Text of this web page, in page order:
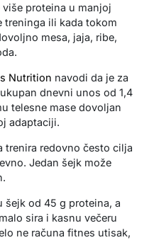
proteina u manjoj
treninga ili kada tokom
mesa, jaja, ribe,
Nutrition navodi da je za
dnevni unos od 1,4
telesne mase dovoljan
adaptaciji.
trenira redovno često cilja
Jedan šejk može
šejk od 45 g proteina, a
sira i kasnu večeru
ne računa fitnes utisak,